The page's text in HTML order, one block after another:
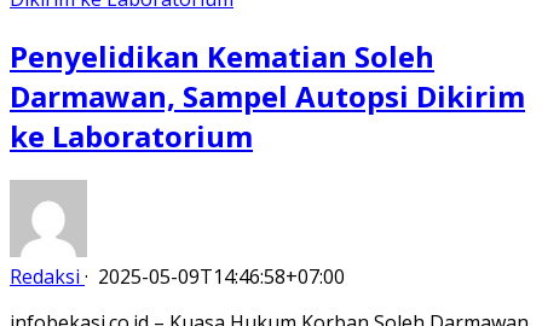
Penyelidikan Kematian Soleh
Darmawan, Sampel Autopsi Dikirim
ke Laboratorium
Redaksi · 2025-05-09T14:46:58+07:00